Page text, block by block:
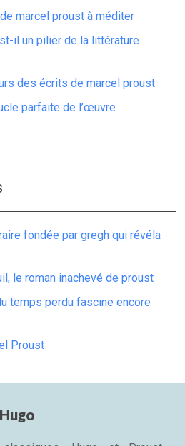
marcel proust à méditer
il un pilier de la littérature
des écrits de marcel proust
parfaite de l’œuvre
fondée par gregh qui révéla
le roman inachevé de proust
temps perdu fascine encore
Proust